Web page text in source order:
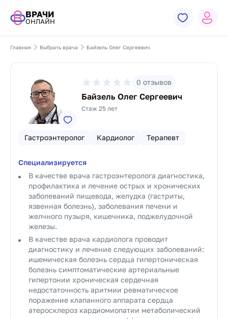
ВРАЧИ
ОНЛАЙН
Главная Выбрать врача Байзель Олег Сергеевич
0 отзывов
Байзель Олег Сергеевич
Стаж 25 лет
Гастроэнтеролог Кардиолог Терапевт
Специализируется
В качестве врача гастроэнтеролога диагностика,
профилактика и лечение острых и хронических
заболеваний пищевода, желудка (гастриты,
язвенная болезнь), заболевания печени и
желчного пузыря, кишечника, поджелудочной
железы.
В качестве врача кардиолога проводит
диагностику и лечение следующих заболеваний:
ишемическая болезнь сердца гипертоническая
болезнь симптоматические артериальные
гипертонии хроническая сердечная
недостаточность аритмии ревматическое
поражение клапанного аппарата сердца
атеросклероз кардиомиопатии метаболический